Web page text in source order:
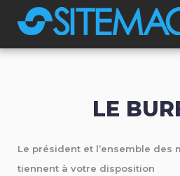
content
LE
Le président et l’ensemble des
tiennent à votre disposition